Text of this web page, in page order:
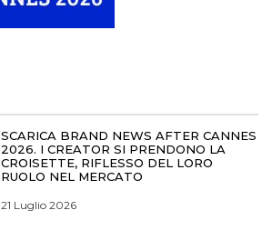
SCARICA BRAND NEWS AFTER CANNES
2026. I CREATOR SI PRENDONO LA
CROISETTE, RIFLESSO DEL LORO
RUOLO NEL MERCATO
21 Luglio 2026